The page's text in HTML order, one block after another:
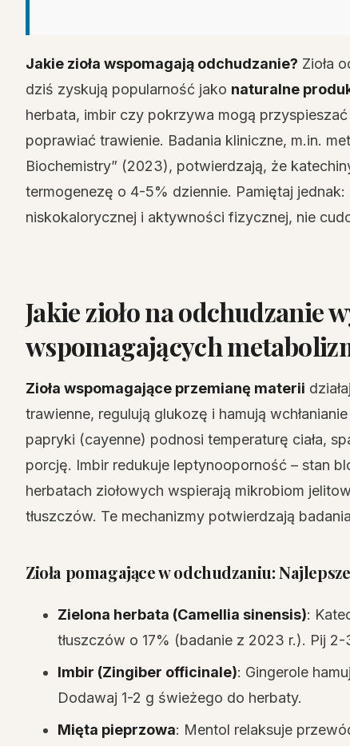
Jakie zioła wspomagają odchudzanie? Zioła
dziś zyskują popularność jako naturalne
herbata, imbir czy pokrzywa mogą
poprawiać trawienie. Badania kliniczne, m.in.
Biochemistry” (2023), potwierdzają, że
termogenezę o 4-5% dziennie. Pamiętaj jednak:
niskokalorycznej i aktywności fizycznej, nie
Jakie zioło na odchudzanie
wspomagających
Zioła wspomagające przemianę materii
trawienne, regulują glukozę i hamują
papryki (cayenne) podnosi temperaturę ciała,
porcję. Imbir redukuje leptynooporność – stan
herbatach ziołowych wspierają mikrobiom
tłuszczów. Te mechanizmy potwierdzają
Zioła pomagające w odchudzaniu:
Zielona herbata (Camellia sinensis):
tłuszczów o 17% (badanie z 2023 r.). Pij
Imbir (Zingiber officinale): Gingerole
Dodawaj 1-2 g świeżego do herbaty.
Mięta pieprzowa: Mentol relaksuje